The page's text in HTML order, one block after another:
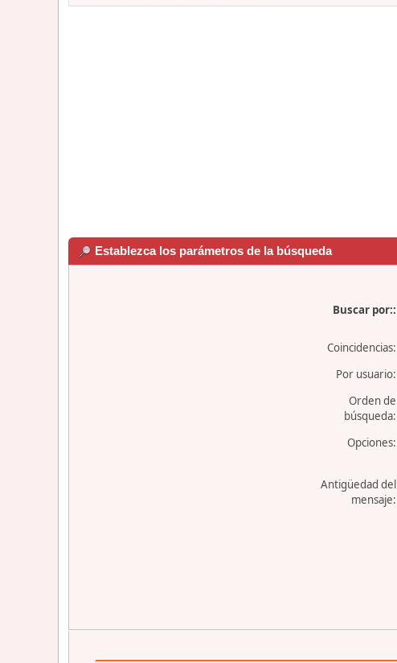
Establezca los parámetros de la búsqueda
Buscar por::
Coincidencias:
Por usuario:
Orden de
búsqueda:
Opciones:
Antigüedad del
mensaje: